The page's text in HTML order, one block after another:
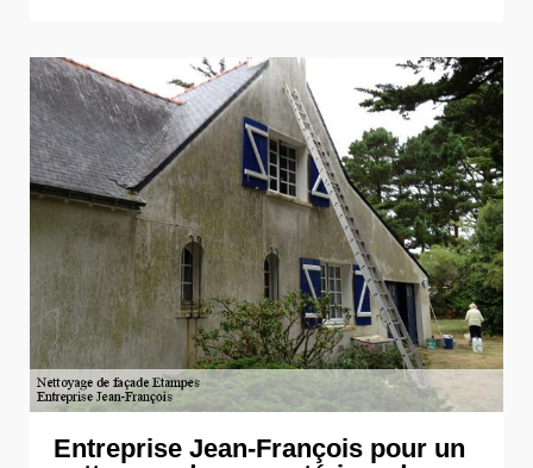
Entreprise Jean-François pour un